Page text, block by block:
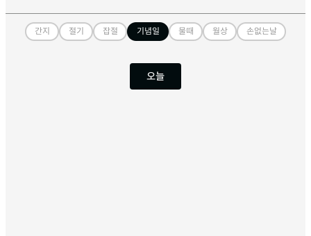
간지 절기 잡절 기념일 물때 월상 손없는날
오늘